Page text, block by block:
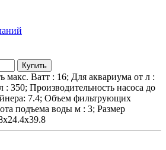
Купить
макс. Ватт : 16; Для аквариума от л :
: 350; Производительность насоса до
7.4; Объем фильтрующих
подъема воды м : 3; Размер